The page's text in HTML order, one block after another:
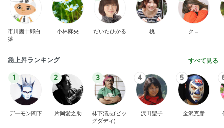
市川團十郎白
猿
小林麻央 だいたひかる 桃 クロ
急上昇ランキング すべて見る
1
デーモン閣下
2
片岡愛之助
3
林下清志(ビッ
グダディ)
4
沢田聖子
5
金沢克彦